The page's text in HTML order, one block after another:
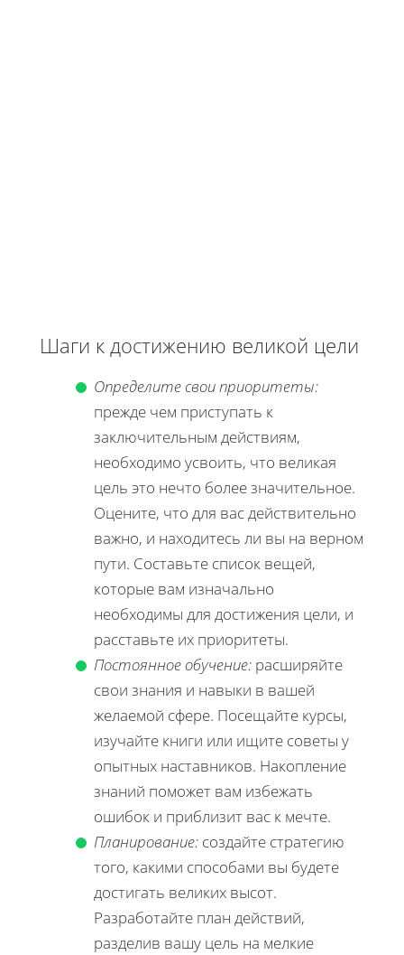
Шаги к достижению великой цели
Определите свои приоритеты:
прежде чем приступать к
заключительным действиям,
необходимо усвоить, что великая
цель это нечто более значительное.
Оцените, что для вас действительно
важно, и находитесь ли вы на верном
пути. Составьте список вещей,
которые вам изначально
необходимы для достижения цели, и
расставьте их приоритеты.
Постоянное обучение: расширяйте
свои знания и навыки в вашей
желаемой сфере. Посещайте курсы,
изучайте книги или ищите советы у
опытных наставников. Накопление
знаний поможет вам избежать
ошибок и приблизит вас к мечте.
Планирование: создайте стратегию
того, какими способами вы будете
достигать великих высот.
Разработайте план действий,
разделив вашу цель на мелкие